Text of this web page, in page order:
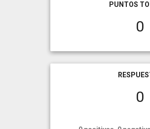
PUNTOS
0
0